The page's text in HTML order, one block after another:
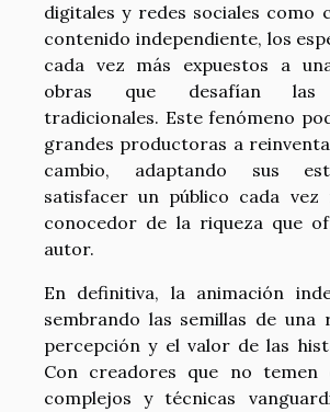
digitales y redes sociales como
contenido independiente, los
cada vez más expuestos a
obras que desafían las
tradicionales. Este fenómeno
grandes productoras a
cambio, adaptando sus
satisfacer un público cada vez
conocedor de la riqueza que
autor.
En definitiva, la animación
sembrando las semillas de una
percepción y el valor de las
Con creadores que no temen
complejos y técnicas